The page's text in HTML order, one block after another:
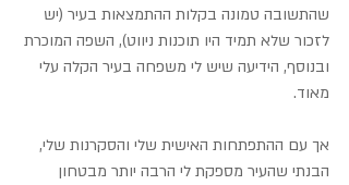
שהתשובה טמונה בקלות ההתמצאות בעיר (יש
לזכור שלא תמיד היו תוכנות ניווט), השפה המוכרת
ובנוסף, הידיעה שיש לי משפחה בעיר הקלה עלי
מאוד.
אך עם ההתפתחות האישית שלי והסקרנות שלי,
הבנתי שהעיר מספקת לי הרבה יותר מבטחון